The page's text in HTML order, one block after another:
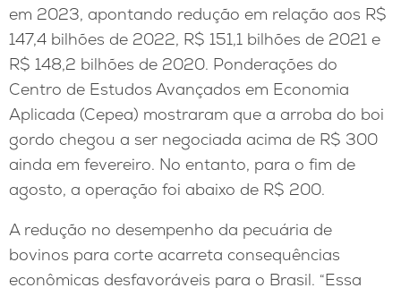
em 2023, apontando redução em relação aos R$
147,4 bilhões de 2022, R$ 151,1 bilhões de 2021 e
R$ 148,2 bilhões de 2020. Ponderações do
Centro de Estudos Avançados em Economia
Aplicada (Cepea) mostraram que a arroba do boi
gordo chegou a ser negociada acima de R$ 300
ainda em fevereiro. No entanto, para o fim de
agosto, a operação foi abaixo de R$ 200.
A redução no desempenho da pecuária de
bovinos para corte acarreta consequências
econômicas desfavoráveis para o Brasil. “Essa